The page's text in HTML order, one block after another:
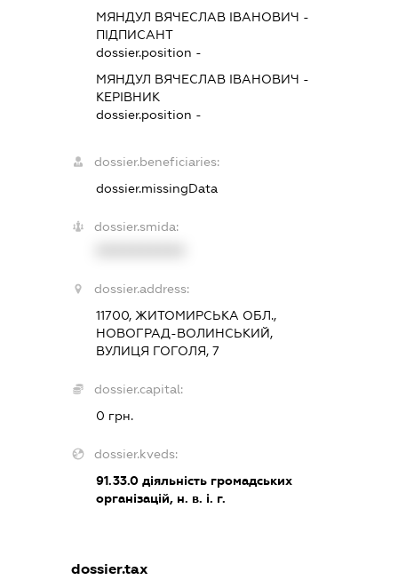
МЯНДУЛ ВЯЧЕСЛАВ ІВАНОВИЧ -
ПІДПИСАНТ
dossier.position -
МЯНДУЛ ВЯЧЕСЛАВ ІВАНОВИЧ -
КЕРІВНИК
dossier.position -
dossier.beneficiaries:
dossier.missingData
dossier.smida:
dossier.address:
11700, ЖИТОМИРСЬКА ОБЛ.,
НОВОГРАД-ВОЛИНСЬКИЙ,
ВУЛИЦЯ ГОГОЛЯ, 7
dossier.capital:
0 грн.
dossier.kveds:
91.33.0 діяльність громадських
організацій, н. в. і. г.
dossier.tax